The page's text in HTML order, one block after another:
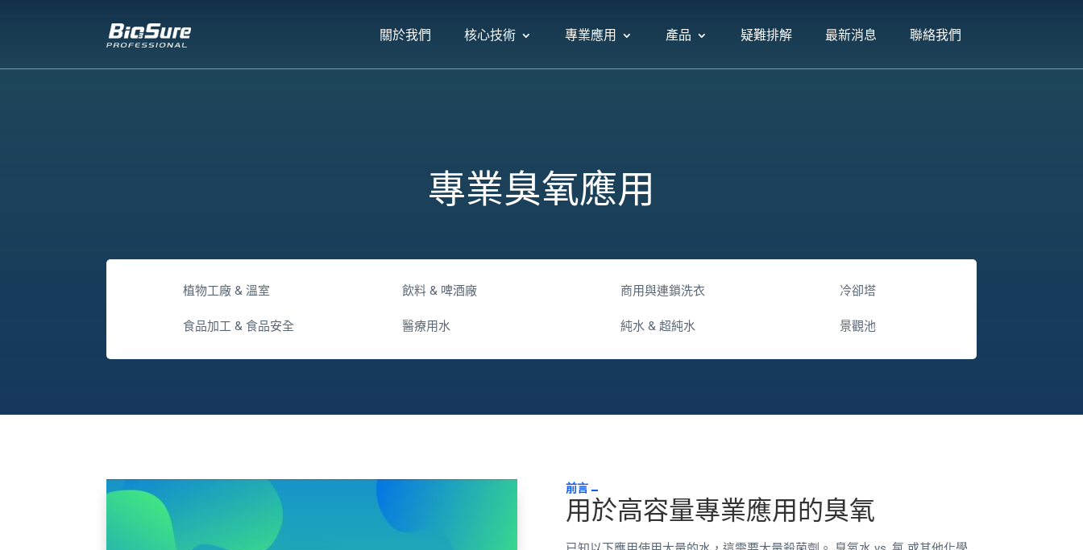
專業臭氧應用
植物工廠 & 溫室
食品加工 & 食品安全
飲料 & 啤酒廠
醫療用水
商用與連鎖洗衣
純水 & 超純水
冷卻塔
景觀池
前言
用於高容量專業應用的臭氧
關於我們 核心技術 專業應用 產品 疑難排解 最新消息 聯絡我們